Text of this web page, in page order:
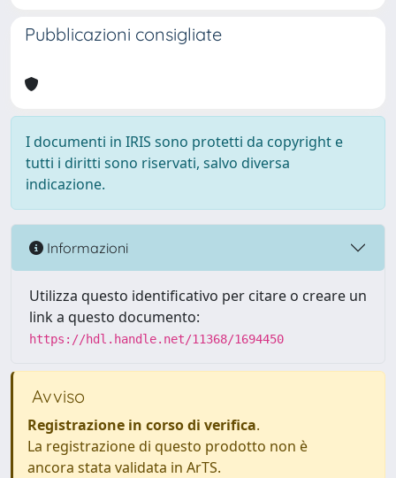
Pubblicazioni consigliate
I documenti in IRIS sono protetti da copyright e
tutti i diritti sono riservati, salvo diversa
indicazione.
Informazioni
Utilizza questo identificativo per citare o creare un
link a questo documento:
https://hdl.handle.net/11368/1694450
Avviso
Registrazione in corso di verifica.
La registrazione di questo prodotto non è
ancora stata validata in ArTS.